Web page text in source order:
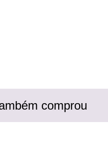
comprou